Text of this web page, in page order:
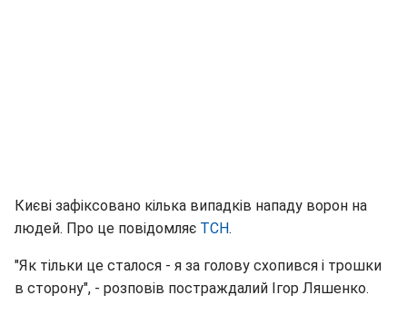
Києві зафіксовано кілька випадків нападу ворон на
людей. Про це повідомляє ТСН.
"Як тільки це сталося - я за голову схопився і трошки
в сторону", - розповів постраждалий Ігор Ляшенко.